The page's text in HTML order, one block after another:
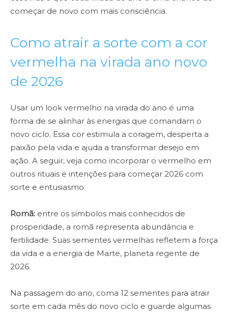
começar de novo com mais consciência.
Como atrair a sorte com a cor
vermelha na virada ano novo
de 2026
Usar um look vermelho na virada do ano é uma
forma de se alinhar às energias que comandam o
novo ciclo. Essa cor estimula a coragem, desperta a
paixão pela vida e ajuda a transformar desejo em
ação. A seguir, veja como incorporar o vermelho em
outros rituais e intenções para começar 2026 com
sorte e entusiasmo.
Romã: entre os símbolos mais conhecidos de
prosperidade, a romã representa abundância e
fertilidade. Suas sementes vermelhas refletem a força
da vida e a energia de Marte, planeta regente de
2026.
Na passagem do ano, coma 12 sementes para atrair
sorte em cada mês do novo ciclo e guarde algumas